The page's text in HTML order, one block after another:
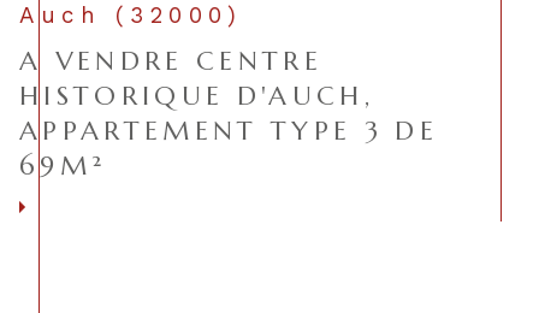
Auch (32000)
A VENDRE CENTRE
HISTORIQUE D'AUCH,
APPARTEMENT TYPE 3 DE
69M²